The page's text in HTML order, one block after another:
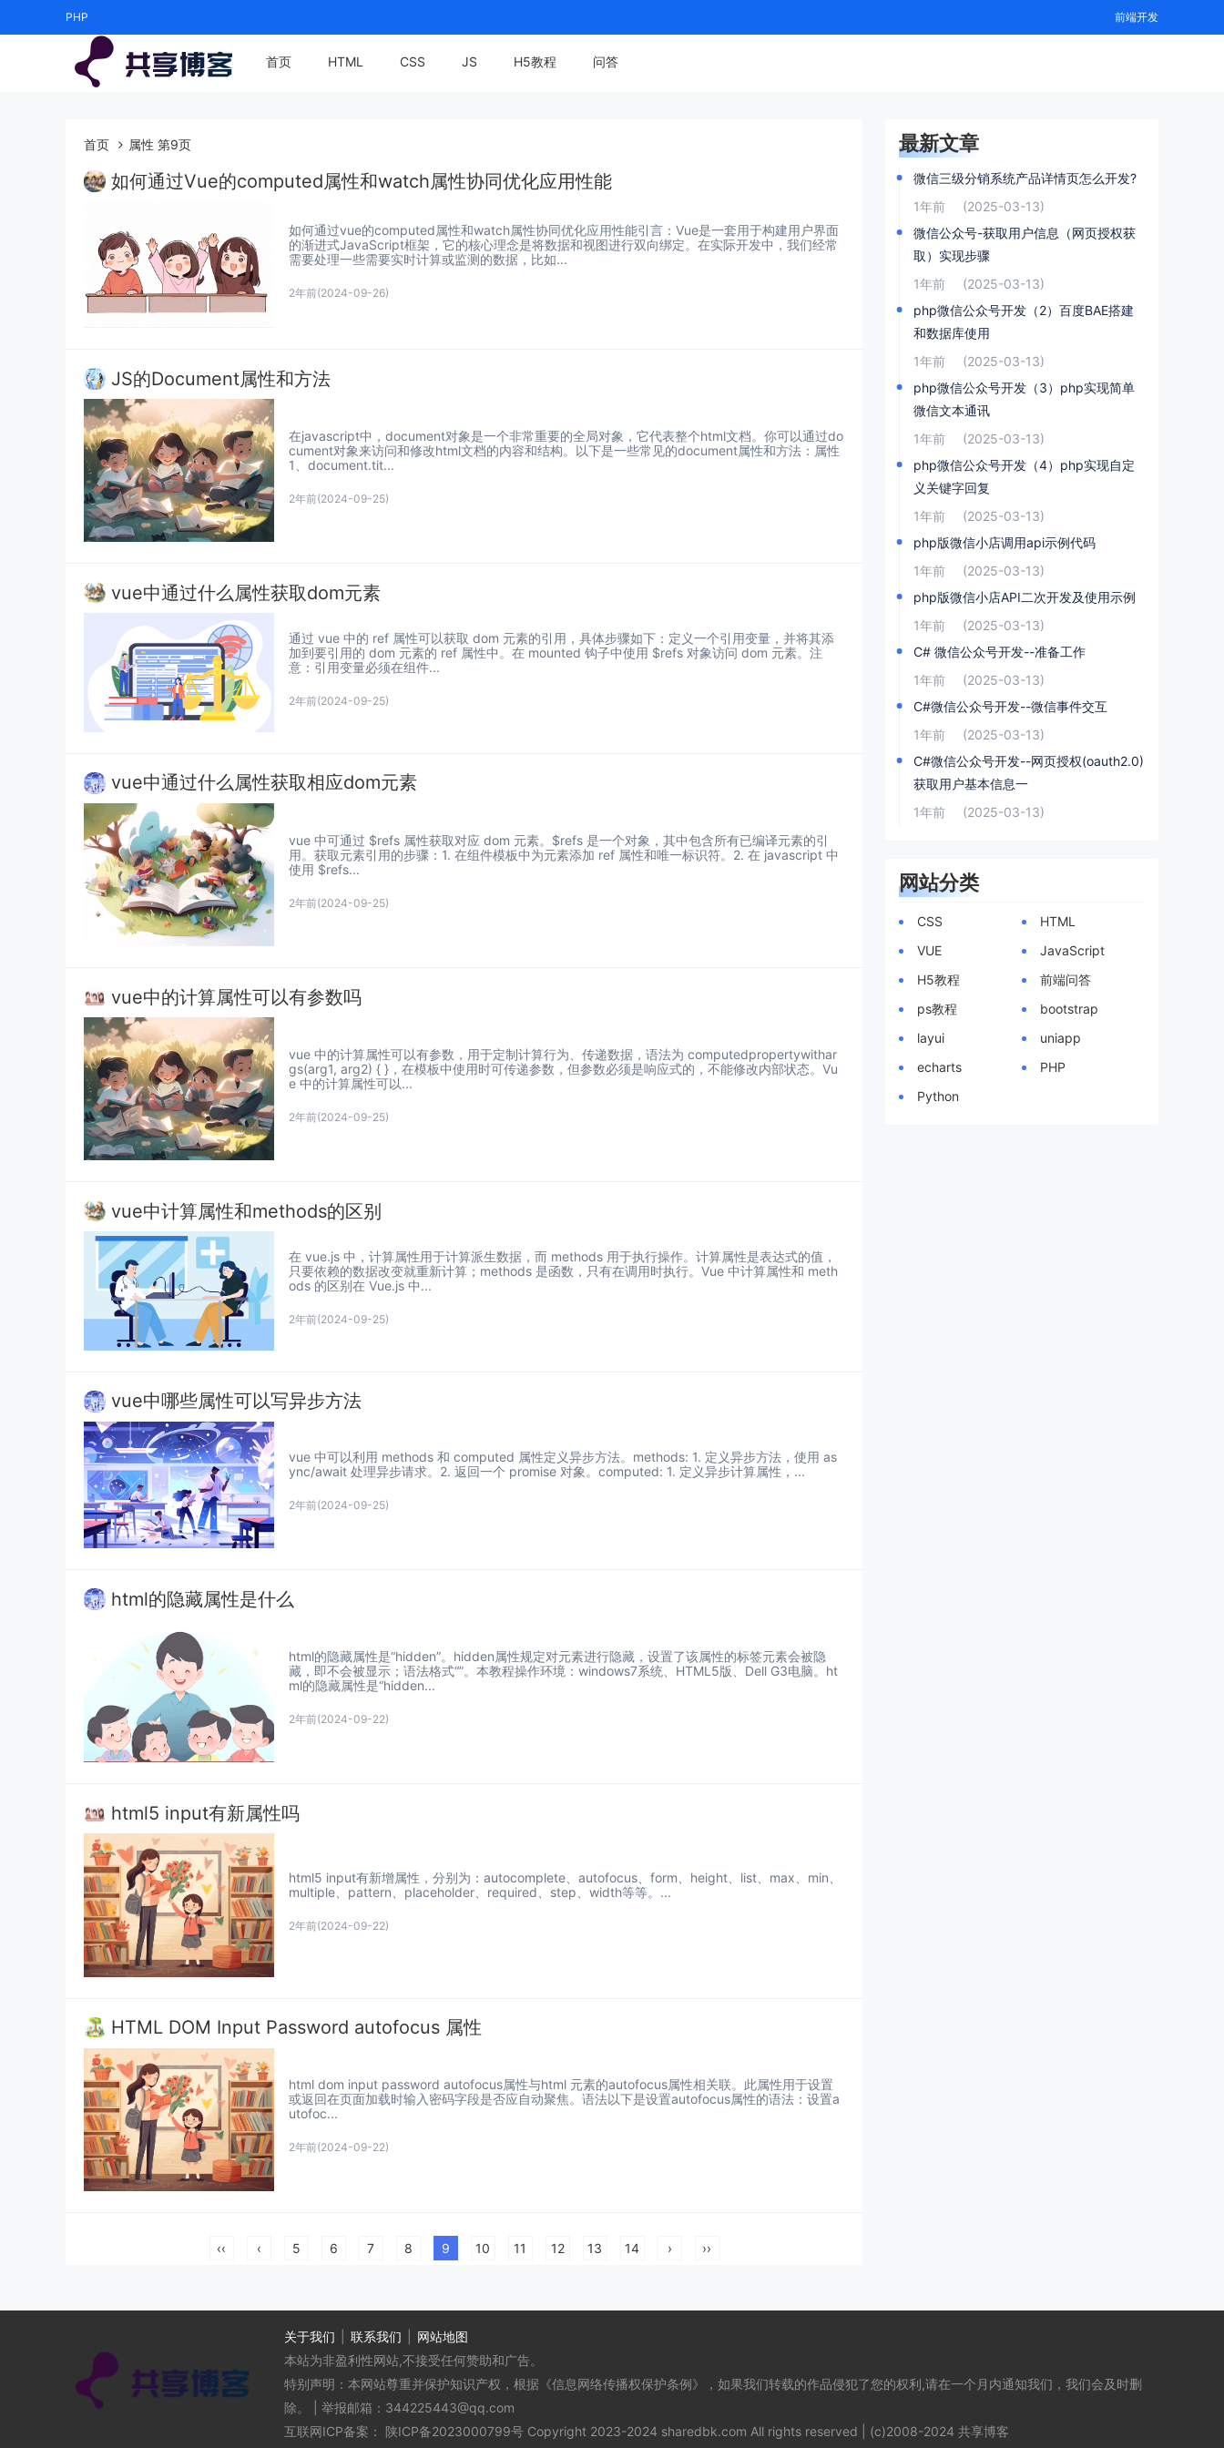
PHP 前端开发
首页 HTML CSS JS H5教程 问答
首页 属性 第9页
如何通过Vue的computed属性和watch属性协同优化应用性能
如何通过vue的computed属性和watch属性协同优化应用性能引言：Vue是一套用于构建用户界面
的渐进式JavaScript框架，它的核心理念是将数据和视图进行双向绑定。在实际开发中，我们经常
需要处理一些需要实时计算或监测的数据，比如...
2年前(2024-09-26)
JS的Document属性和方法
在javascript中，document对象是一个非常重要的全局对象，它代表整个html文档。你可以通过do
cument对象来访问和修改html文档的内容和结构。以下是一些常见的document属性和方法：属性
1、document.tit...
2年前(2024-09-25)
vue中通过什么属性获取dom元素
通过 vue 中的 ref 属性可以获取 dom 元素的引用，具体步骤如下：定义一个引用变量，并将其添
加到要引用的 dom 元素的 ref 属性中。在 mounted 钩子中使用 $refs 对象访问 dom 元素。注
意：引用变量必须在组件...
2年前(2024-09-25)
vue中通过什么属性获取相应dom元素
vue 中可通过 $refs 属性获取对应 dom 元素。$refs 是一个对象，其中包含所有已编译元素的引
用。获取元素引用的步骤：1. 在组件模板中为元素添加 ref 属性和唯一标识符。2. 在 javascript 中
使用 $refs...
2年前(2024-09-25)
vue中的计算属性可以有参数吗
vue 中的计算属性可以有参数，用于定制计算行为、传递数据，语法为 computedpropertywithar
gs(arg1, arg2) { }，在模板中使用时可传递参数，但参数必须是响应式的，不能修改内部状态。Vu
e 中的计算属性可以...
2年前(2024-09-25)
vue中计算属性和methods的区别
在 vue.js 中，计算属性用于计算派生数据，而 methods 用于执行操作。计算属性是表达式的值，
只要依赖的数据改变就重新计算；methods 是函数，只有在调用时执行。Vue 中计算属性和 meth
ods 的区别在 Vue.js 中...
2年前(2024-09-25)
vue中哪些属性可以写异步方法
vue 中可以利用 methods 和 computed 属性定义异步方法。methods: 1. 定义异步方法，使用 as
ync/await 处理异步请求。2. 返回一个 promise 对象。computed: 1. 定义异步计算属性，...
2年前(2024-09-25)
html的隐藏属性是什么
html的隐藏属性是“hidden”。hidden属性规定对元素进行隐藏，设置了该属性的标签元素会被隐
藏，即不会被显示；语法格式“”。本教程操作环境：windows7系统、HTML5版、Dell G3电脑。ht
ml的隐藏属性是“hidden...
2年前(2024-09-22)
html5 input有新属性吗
html5 input有新增属性，分别为：autocomplete、autofocus、form、height、list、max、min、
multiple、pattern、placeholder、required、step、width等等。...
2年前(2024-09-22)
HTML DOM Input Password autofocus 属性
html dom input password autofocus属性与html 元素的autofocus属性相关联。此属性用于设置
或返回在页面加载时输入密码字段是否应自动聚焦。语法以下是设置autofocus属性的语法：设置a
utofoc...
2年前(2024-09-22)
‹‹ ‹ 5 6 7 8 9 10 11 12 13 14 › ››
最新文章
微信三级分销系统产品详情页怎么开发?
1年前
(2025-03-13)
微信公众号-获取用户信息（网页授权获
取）实现步骤
1年前
(2025-03-13)
php微信公众号开发（2）百度BAE搭建
和数据库使用
1年前
(2025-03-13)
php微信公众号开发（3）php实现简单
微信文本通讯
1年前
(2025-03-13)
php微信公众号开发（4）php实现自定
义关键字回复
1年前
(2025-03-13)
php版微信小店调用api示例代码
1年前
(2025-03-13)
php版微信小店API二次开发及使用示例
1年前
(2025-03-13)
C# 微信公众号开发--准备工作
1年前
(2025-03-13)
C#微信公众号开发--微信事件交互
1年前
(2025-03-13)
C#微信公众号开发--网页授权(oauth2.0)
获取用户基本信息一
1年前
(2025-03-13)
网站分类
CSS
HTML
VUE
JavaScript
H5教程
前端问答
ps教程
bootstrap
layui
uniapp
echarts
PHP
Python
关于我们 联系我们
网站地图
本站为非盈利性网站,不接受任何赞助和广告。
特别声明：本网站尊重并保护知识产权，根据《信息网络传播权保护条例》，如果我们转载的作品侵犯了您的权利,请在一个月内通知我们，我们会及时删
除。
举报邮箱：344225443@qq.com
互联网ICP备案：
陕ICP备2023000799号 Copyright 2023-2024 sharedbk.com All rights reserved | (c)2008-2024 共享博客